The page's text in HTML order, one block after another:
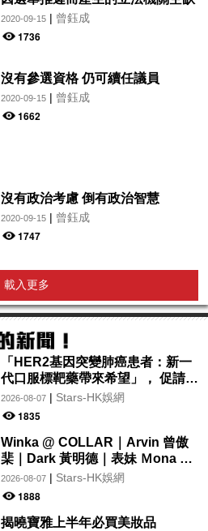
2020-09-15| 曾鈺成
1736
沒有參選資格 仍可續任議員
2020-09-15| 曾鈺成
1662
沒有政治考慮 倒有政治智慧
2020-09-15| 曾鈺成
1747
載入更多
「HER2基因突變肺癌患者：新一
代口服標靶藥帶來希望」， 促請政
府加快納入藥物名冊，助患者及早
受惠
2026-08-07| Stars-HK娛網
1835
Winka @ COLLAR｜Arvin 曾傲
棐｜Dark 黃明德｜表妹 Ｍona 8
月29日起登陸L5維港空中花園 |
wwwtc mall 首度呈獻「Music
2026-08-07| Stars-HK娛網
1888
揭曉寶雅上半年必買美妝品